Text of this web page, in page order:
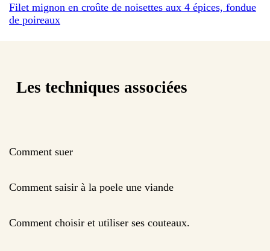
Filet mignon en croûte de noisettes aux 4 épices, fondue
de poireaux
Les techniques associées
Comment suer
Comment saisir à la poele une viande
Comment choisir et utiliser ses couteaux.